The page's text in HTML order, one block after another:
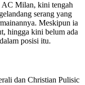
AC Milan, kini tengah
serang yang
Meskipun ia
hingga kini belum ada
posisi itu.
dan Christian Pulisic